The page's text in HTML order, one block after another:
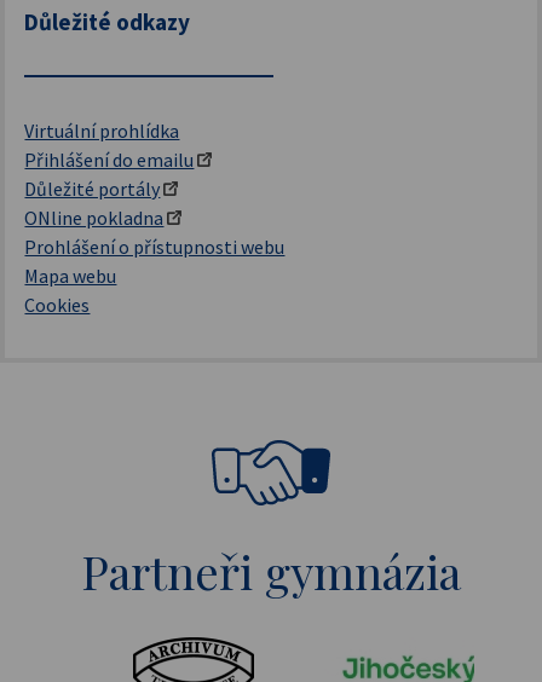
Důležité odkazy
Virtuální prohlídka
Přihlášení do emailu
Důležité portály
ONline pokladna
Prohlášení o přístupnosti webu
Mapa webu
Cookies
Partneři gymnázia